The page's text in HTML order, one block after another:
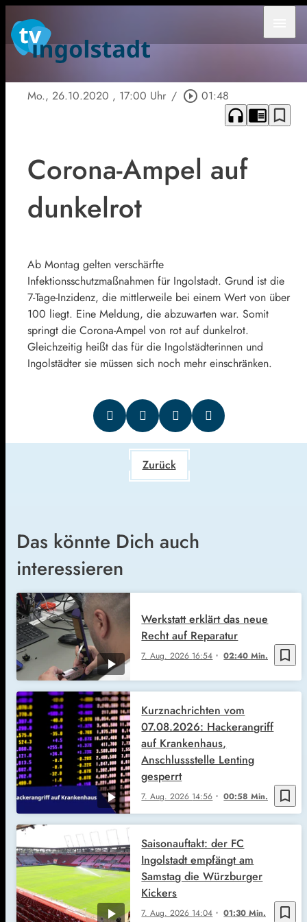
Mo., 26.10.2020 , 17:00 Uhr / play_circle_outline 01:48
headphones chrome_reader_mode bookmark_border
Corona-Ampel auf
dunkelrot
Ab Montag gelten verschärfte
Infektionsschutzmaßnahmen für Ingolstadt. Grund ist die
7-Tage-Inzidenz, die mittlerweile bei einem Wert von über
100 liegt. Eine Meldung, die abzuwarten war. Somit
springt die Corona-Ampel von rot auf dunkelrot.
Gleichzeitig heißt das für die Ingolstädterinnen und
Ingolstädter sie müssen sich noch mehr einschränken.
Zurück
Das könnte Dich auch
interessieren
bookmark_border
7. Aug. 2026 16:54 02:40 Min.
Werkstatt erklärt das neue
Recht auf Reparatur
bookmark_border
7. Aug. 2026 14:56 00:58 Min.
Kurznachrichten vom
07.08.2026: Hackerangriff
auf Krankenhaus,
Anschlussstelle Lenting
gesperrt
bookmark_border
7. Aug. 2026 14:04 01:30 Min.
Saisonauftakt: der FC
Ingolstadt empfängt am
Samstag die Würzburger
Kickers